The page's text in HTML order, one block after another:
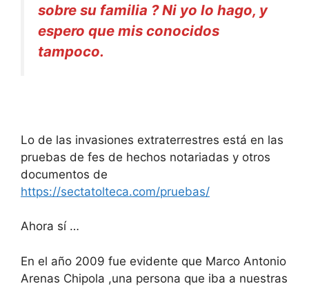
sobre su familia ? Ni yo lo hago, y
espero que mis conocidos
tampoco.
Lo de las invasiones extraterrestres está en las
pruebas de fes de hechos notariadas y otros
documentos de
https://sectatolteca.com/pruebas/
Ahora sí …
En el año 2009 fue evidente que Marco Antonio
Arenas Chipola ,una persona que iba a nuestras